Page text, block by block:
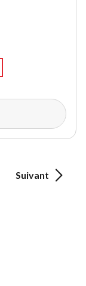
Suivant